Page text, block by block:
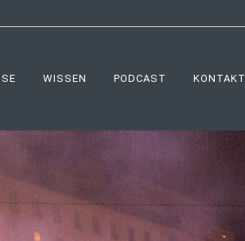
WISSEN PODCAST KONTAKT